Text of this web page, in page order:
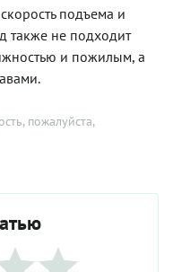
подъема и
также не подходит
и пожилым, а
пожалуйста,